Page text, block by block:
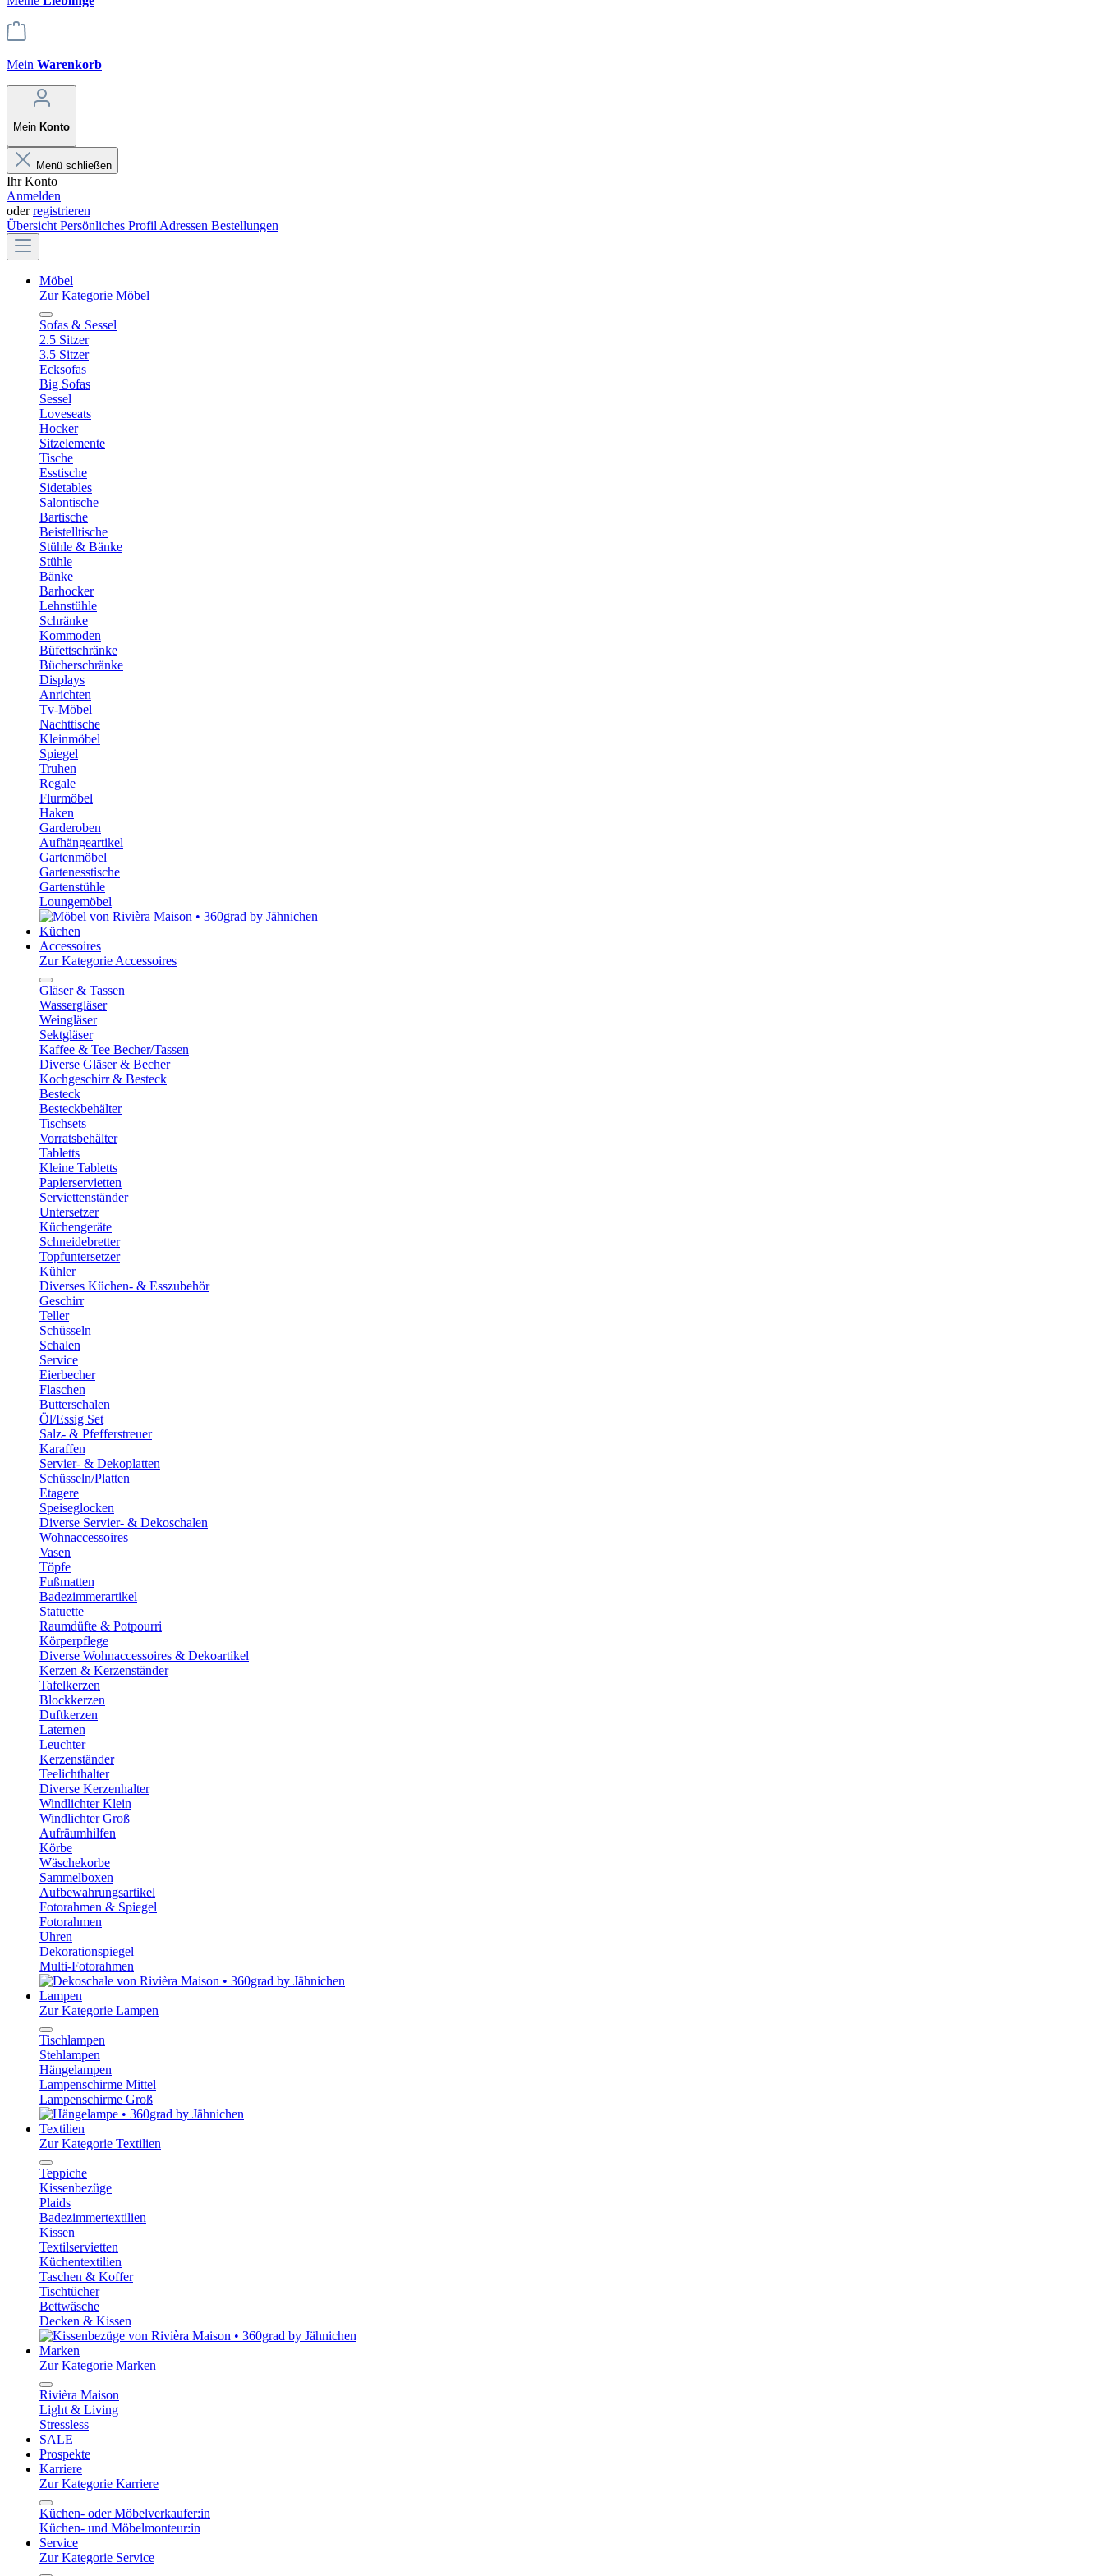
Mein Warenkorb
Mein Konto
Menü schließen
Ihr Konto
Anmelden
oderregistrieren
Übersicht Persönliches Profil Adressen Bestellungen
Möbel
Zur Kategorie Möbel
Sofas & Sessel
2.5 Sitzer
3.5 Sitzer
Ecksofas
Big Sofas
Sessel
Loveseats
Hocker
Sitzelemente
Tische
Esstische
Sidetables
Salontische
Bartische
Beistelltische
Stühle & Bänke
Stühle
Bänke
Barhocker
Lehnstühle
Schränke
Kommoden
Büfettschränke
Bücherschränke
Displays
Anrichten
Tv-Möbel
Nachttische
Kleinmöbel
Spiegel
Truhen
Regale
Flurmöbel
Haken
Garderoben
Aufhängeartikel
Gartenmöbel
Gartenesstische
Gartenstühle
Loungemöbel
Küchen
Accessoires
Zur Kategorie Accessoires
Gläser & Tassen
Wassergläser
Weingläser
Sektgläser
Kaffee & Tee Becher/Tassen
Diverse Gläser & Becher
Kochgeschirr & Besteck
Besteck
Besteckbehälter
Tischsets
Vorratsbehälter
Tabletts
Kleine Tabletts
Papierservietten
Serviettenständer
Untersetzer
Küchengeräte
Schneidebretter
Topfuntersetzer
Kühler
Diverses Küchen- & Esszubehör
Geschirr
Teller
Schüsseln
Schalen
Service
Eierbecher
Flaschen
Butterschalen
Öl/Essig Set
Salz- & Pfefferstreuer
Karaffen
Servier- & Dekoplatten
Schüsseln/Platten
Etagere
Speiseglocken
Diverse Servier- & Dekoschalen
Wohnaccessoires
Vasen
Töpfe
Fußmatten
Badezimmerartikel
Statuette
Raumdüfte & Potpourri
Körperpflege
Diverse Wohnaccessoires & Dekoartikel
Kerzen & Kerzenständer
Tafelkerzen
Blockkerzen
Duftkerzen
Laternen
Leuchter
Kerzenständer
Teelichthalter
Diverse Kerzenhalter
Windlichter Klein
Windlichter Groß
Aufräumhilfen
Körbe
Wäschekorbe
Sammelboxen
Aufbewahrungsartikel
Fotorahmen & Spiegel
Fotorahmen
Uhren
Dekorationspiegel
Multi-Fotorahmen
Lampen
Zur Kategorie Lampen
Tischlampen
Stehlampen
Hängelampen
Lampenschirme Mittel
Lampenschirme Groß
Textilien
Zur Kategorie Textilien
Teppiche
Kissenbezüge
Plaids
Badezimmertextilien
Kissen
Textilservietten
Küchentextilien
Taschen & Koffer
Tischtücher
Bettwäsche
Decken & Kissen
Marken
Zur Kategorie Marken
Rivièra Maison
Light & Living
Stressless
SALE
Prospekte
Karriere
Zur Kategorie Karriere
Küchen- oder Möbelverkaufer:in
Küchen- und Möbelmonteur:in
Service
Zur Kategorie Service